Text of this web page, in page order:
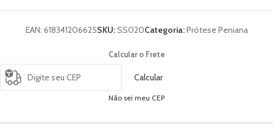
EAN: 618341206625SKU:SS020Categoria:Prótese Peniana
Calcular o Frete
Calcular
Não sei meu CEP